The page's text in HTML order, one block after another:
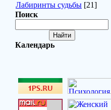
Лабиринты судьбы [21]
Поиск
Календарь